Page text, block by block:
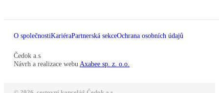
O společnostiKariéraPartnerská sekceOchrana osobních údajů
Čedok a.s
Návrh a realizace webu Axabee sp. z. o.o.